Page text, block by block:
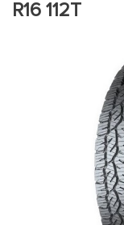
R16 112T